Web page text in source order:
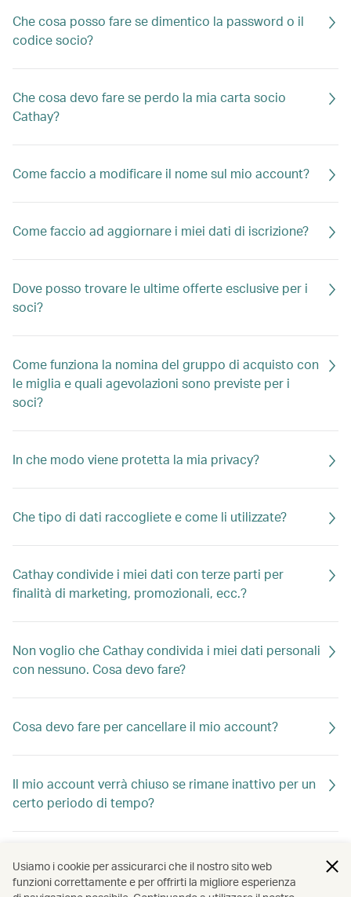
Che cosa posso fare se dimentico la password o il
codice socio?
Che cosa devo fare se perdo la mia carta socio
Cathay?
Come faccio a modificare il nome sul mio account?
Come faccio ad aggiornare i miei dati di iscrizione?
Dove posso trovare le ultime offerte esclusive per i
soci?
Come funziona la nomina del gruppo di acquisto con
le miglia e quali agevolazioni sono previste per i
soci?
In che modo viene protetta la mia privacy?
Che tipo di dati raccogliete e come li utilizzate?
Cathay condivide i miei dati con terze parti per
finalità di marketing, promozionali, ecc.?
Non voglio che Cathay condivida i miei dati personali
con nessuno. Cosa devo fare?
Cosa devo fare per cancellare il mio account?
Il mio account verrà chiuso se rimane inattivo per un
certo periodo di tempo?
Come faccio a mantenere attivo il mio account
Cathay?
Usiamo i cookie per assicurarci che il nostro sito web
funzioni correttamente e per offrirti la migliore esperienza